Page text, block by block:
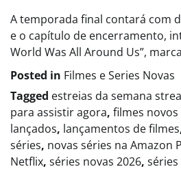
A temporada final contará com
e o capítulo de encerramento,
World Was All Around Us”,
Posted in Filmes e Series Novas​
Tagged estreias da semana
para assistir agora, filmes novos
lançados, lançamentos de filmes
séries, novas séries na Amazon
Netflix, séries novas 2026,